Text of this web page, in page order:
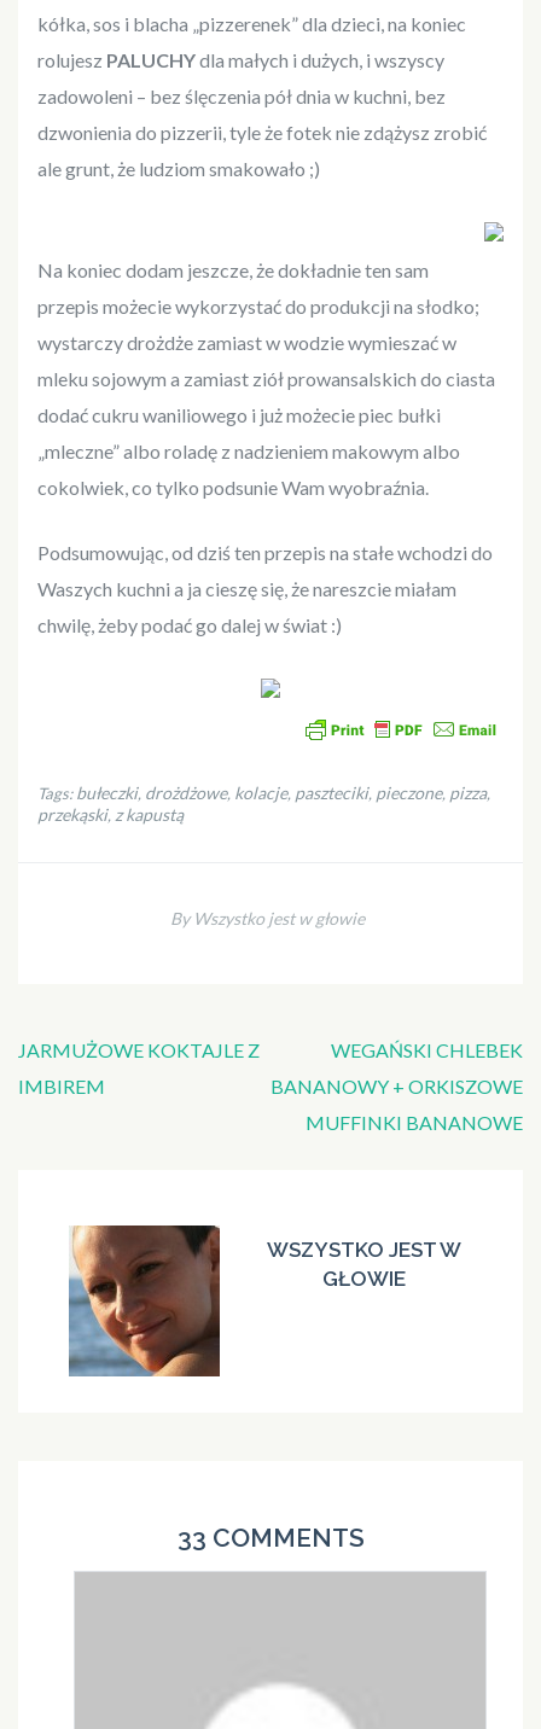
kółka, sos i blacha „pizzerenek” dla dzieci, na koniec
rolujesz PALUCHYdla małych i dużych, i wszyscy
zadowoleni – bez ślęczenia pół dnia w kuchni, bez
dzwonienia do pizzerii, tyle że fotek nie zdążysz zrobić
ale grunt, że ludziom smakowało ;)
Na koniec dodam jeszcze, że dokładnie ten sam
przepis możecie wykorzystać do produkcji na słodko;
wystarczy drożdże zamiast w wodzie wymieszać w
mleku sojowym a zamiast ziół prowansalskich do ciasta
dodać cukru waniliowego i już możecie piec bułki
„mleczne” albo roladę z nadzieniem makowym albo
cokolwiek, co tylko podsunie Wam wyobraźnia.
Podsumowując, od dziś ten przepis na stałe wchodzi do
Waszych kuchni a ja cieszę się, że nareszcie miałam
chwilę, żeby podać go dalej w świat :)
Tags:bułeczki, drożdżowe, kolacje, paszteciki, pieczone, pizza,
przekąski, z kapustą
By Wszystko jest w głowie
Nawigacja
wpisu
JARMUŻOWE KOKTAJLE Z
IMBIREM
WEGAŃSKI CHLEBEK
BANANOWY + ORKISZOWE
MUFFINKI BANANOWE
WSZYSTKO JEST W
GŁOWIE
33 COMMENTS